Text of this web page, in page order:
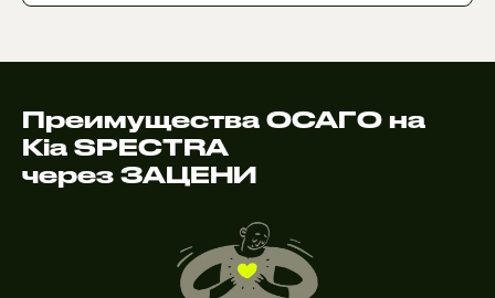
Преимущества ОСАГО на
Kia SPECTRA
через ЗАЦЕНИ